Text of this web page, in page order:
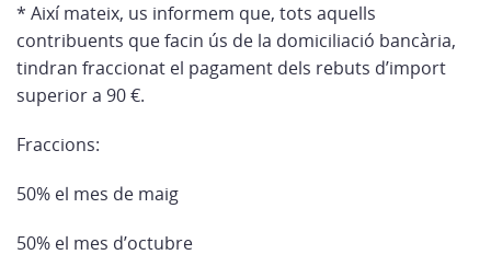
* Així mateix, us informem que, tots aquells
contribuents que facin ús de la domiciliació bancària,
tindran fraccionat el pagament dels rebuts d’import
superior a 90 €.
Fraccions:
50% el mes de maig
50% el mes d’octubre